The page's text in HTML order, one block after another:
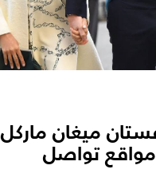
ميغان ماركل
تواصل